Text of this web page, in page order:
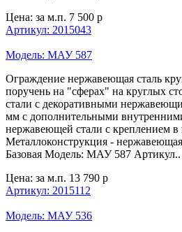
Цена: за м.п. 7 500 р
Артикул: 2015043
Модель: МАУ 587
Ограждение нержавеющая сталь
поручень на "сферах" на круглых
стали с декоративными
мм с дополнительными
нержавеющей стали с креплением
Металлоконструкция -
Базовая Модель: МАУ 587 Артикул..
Цена: за м.п. 13 790 р
Артикул: 2015112
Модель: МАУ 536